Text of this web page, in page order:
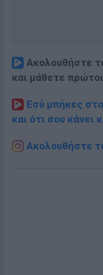
Ακολουθήστε
και μάθετε πρώτοι
Εσύ μπήκες
και ότι σου κάνει
Ακολουθήστε